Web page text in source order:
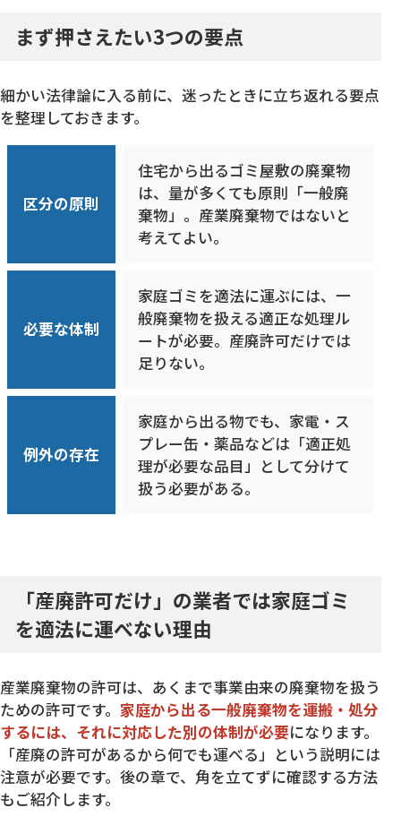
まず押さえたい3つの要点
細かい法律論に入る前に、迷ったときに立ち返れる要点
を整理しておきます。
区分の原則
住宅から出るゴミ屋敷の廃棄物
は、量が多くても原則「一般廃
棄物」。産業廃棄物ではないと
考えてよい。
必要な体制
家庭ゴミを適法に運ぶには、一
般廃棄物を扱える適正な処理ル
ートが必要。産廃許可だけでは
足りない。
例外の存在
家庭から出る物でも、家電・ス
プレー缶・薬品などは「適正処
理が必要な品目」として分けて
扱う必要がある。
「産廃許可だけ」の業者では家庭ゴミ
を適法に運べない理由
産業廃棄物の許可は、あくまで事業由来の廃棄物を扱う
ための許可です。 家庭から出る一般廃棄物を運搬・処分
するには、それに対応した別の体制が必要になります。
「産廃の許可があるから何でも運べる」という説明には
注意が必要です。後の章で、角を立てずに確認する方法
もご紹介します。